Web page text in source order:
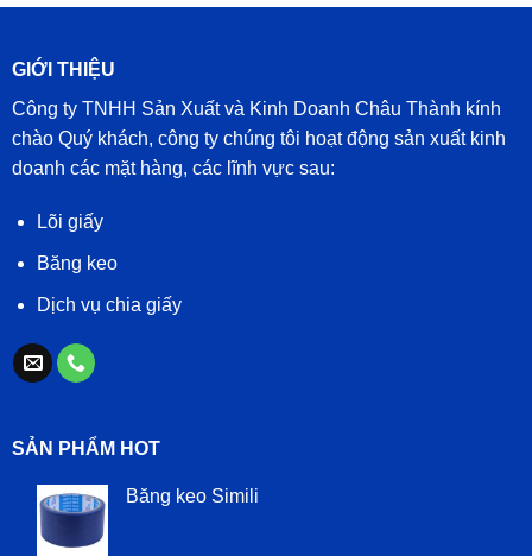
GIỚI THIỆU
Công ty TNHH Sản Xuất và Kinh Doanh Châu Thành kính
chào Quý khách, công ty chúng tôi hoạt động sản xuất kinh
doanh các mặt hàng, các lĩnh vực sau:
Lõi giấy
Băng keo
Dịch vụ chia giấy
SẢN PHẨM HOT
Băng keo Simili